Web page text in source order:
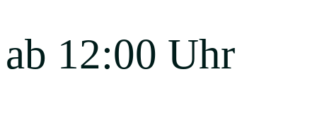
ab 12:00 Uhr